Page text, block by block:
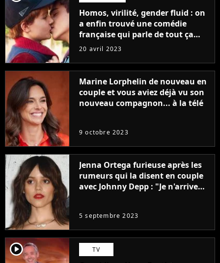
Homos, virilité, gender fluid : on
a enfin trouvé une comédie
française qui parle de tout ça
sans être super ringarde
20 avril 2023
Marine Lorphelin de nouveau en
couple et vous aviez déjà vu son
nouveau compagnon... à la télé
9 octobre 2023
Jenna Ortega furieuse après les
rumeurs qui la disent en couple
avec Johnny Depp : "Je n'arrive
5 septembre 2023
player2 TV